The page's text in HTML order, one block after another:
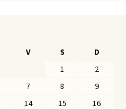
V S D
1
2
7 8
9
14 15
16